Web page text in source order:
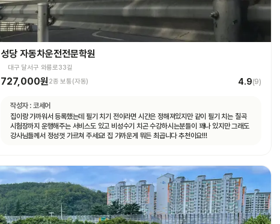
성당 자동차운전전문학원
대구 달서구 와룡로33길
727,000원 2종 보통(자동) 4.9(9)
작성자 : 코세어
집이랑 가까워서 등록했는데 필기 치기 전이라면 시간은 정해져있지만 같이 필기 치는 칠곡
시험장까지 운행해주는 서비스도 있고 비성수기 치곤 수강하시는분들이 꽤나 있지만 그래도
강사님들께서 정성껏 가르쳐 주세요! 집 가까운게 뭐든 최곱니다 추천이요!!!